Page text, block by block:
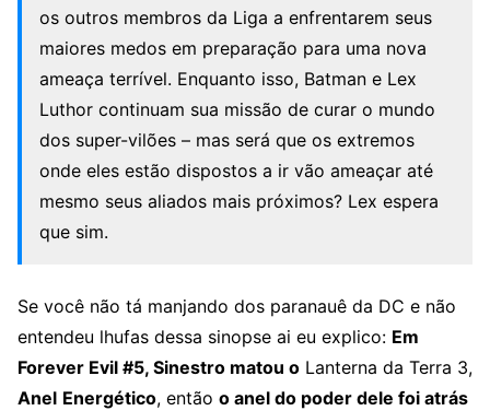
os outros membros da Liga a enfrentarem seus
maiores medos em preparação para uma nova
ameaça terrível. Enquanto isso, Batman e Lex
Luthor continuam sua missão de curar o mundo
dos super-vilões – mas será que os extremos
onde eles estão dispostos a ir vão ameaçar até
mesmo seus aliados mais próximos? Lex espera
que sim.
Se você não tá manjando dos paranauê da DC e não
entendeu lhufas dessa sinopse ai eu explico: Em
Forever Evil #5, Sinestro matou o Lanterna da Terra 3,
Anel Energético, então o anel do poder dele foi atrás